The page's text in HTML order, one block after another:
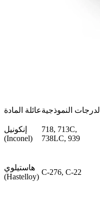
عائلة المادةالدرجات النموذجية
إنكونيل
(Inconel)
718, 713C,
738LC, 939
هاستيلوي
(Hastelloy)
C-276, C-22